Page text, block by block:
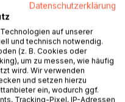
Datenschutzerklärung
auf unserer
und technisch notwendig.
(z. B. Cookies oder
um zu messen, wie häufig
wird. Wir verwenden
und setzen hierzu
ein, wodurch ggf.
Tracking-Pixel, IP-Adressen